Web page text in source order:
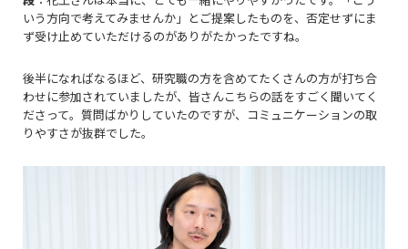
いう方向で考えてみませんか」とご提案したものを、否定せずにま
ず受け止めていただけるのがありがたかったですね。
後半になればなるほど、研究職の方を含めてたくさんの方が打ち合
わせに参加されていましたが、皆さんこちらの話をすごく聞いてく
ださって。質問ばかりしていたのですが、コミュニケーションの取
りやすさが抜群でした。